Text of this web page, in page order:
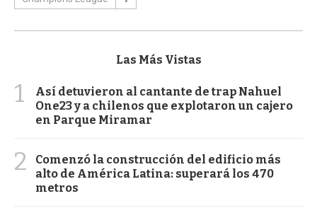
Las Más Vistas
1
Así detuvieron al cantante de trap Nahuel
One23 y a chilenos que explotaron un cajero
en Parque Miramar
2
Comenzó la construcción del edificio más
alto de América Latina: superará los 470
metros